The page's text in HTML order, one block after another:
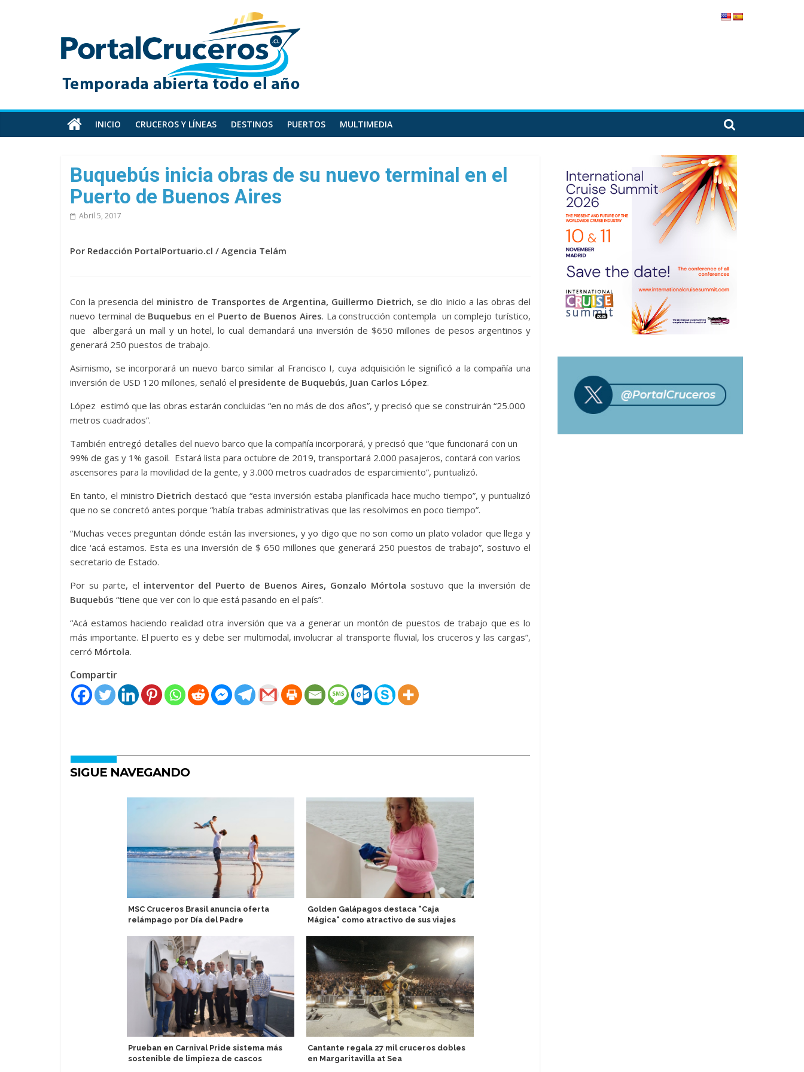
PortalCruceros
Toda
información
cruceros
en
un
sitio
INICIO CRUCEROS Y LÍNEAS DESTINOS PUERTOS MULTIMEDIA
Buquebús inicia obras de su nuevo terminal en el
Puerto de Buenos Aires
Abril 5, 2017
Por Redacción PortalPortuario.cl / Agencia Telám
Con la presencia del ministro de Transportes de Argentina, Guillermo Dietrich, se dio inicio a las obras del
nuevo terminal de Buquebus en el Puerto de Buenos Aires. La construcción contempla un complejo turístico,
que albergará un mall y un hotel, lo cual demandará una inversión de $650 millones de pesos argentinos y
generará 250 puestos de trabajo.
Asimismo, se incorporará un nuevo barco similar al Francisco I, cuya adquisición le significó a la compañía una
inversión de USD 120 millones, señaló el presidente de Buquebús, Juan Carlos López.
López estimó que las obras estarán concluidas “en no más de dos años”, y precisó que se construirán “25.000
metros cuadrados”.
También entregó detalles del nuevo barco que la compañía incorporará, y precisó que “que funcionará con un
99% de gas y 1% gasoil. Estará lista para octubre de 2019, transportará 2.000 pasajeros, contará con varios
ascensores para la movilidad de la gente, y 3.000 metros cuadrados de esparcimiento”, puntualizó.
En tanto, el ministro Dietrich destacó que “esta inversión estaba planificada hace mucho tiempo”, y puntualizó
que no se concretó antes porque “había trabas administrativas que las resolvimos en poco tiempo”.
“Muchas veces preguntan dónde están las inversiones, y yo digo que no son como un plato volador que llega y
dice ‘acá estamos. Esta es una inversión de $ 650 millones que generará 250 puestos de trabajo”, sostuvo el
secretario de Estado.
Por su parte, el interventor del Puerto de Buenos Aires, Gonzalo Mórtola sostuvo que la inversión de
Buquebús “tiene que ver con lo que está pasando en el país”.
“Acá estamos haciendo realidad otra inversión que va a generar un montón de puestos de trabajo que es lo
más importante. El puerto es y debe ser multimodal, involucrar al transporte fluvial, los cruceros y las cargas”,
cerró Mórtola.
Compartir
SIGUE NAVEGANDO
MSC Cruceros Brasil anuncia oferta
relámpago por Día del Padre
Prueban en Carnival Pride sistema más
sostenible de limpieza de cascos
Golden Galápagos destaca "Caja
Mágica" como atractivo de sus viajes
Cantante regala 27 mil cruceros dobles
en Margaritavilla at Sea